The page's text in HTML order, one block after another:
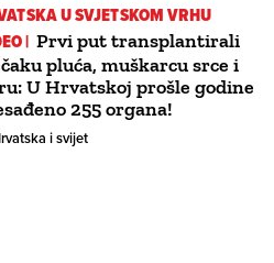
U SVJETSKOM VRHU
| Prvi put transplantirali
pluća, muškarcu srce i
U Hrvatskoj prošle godine
255 organa!
i svijet